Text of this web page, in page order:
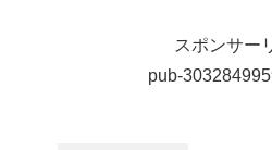
り、50坪
スポンサー
pub-